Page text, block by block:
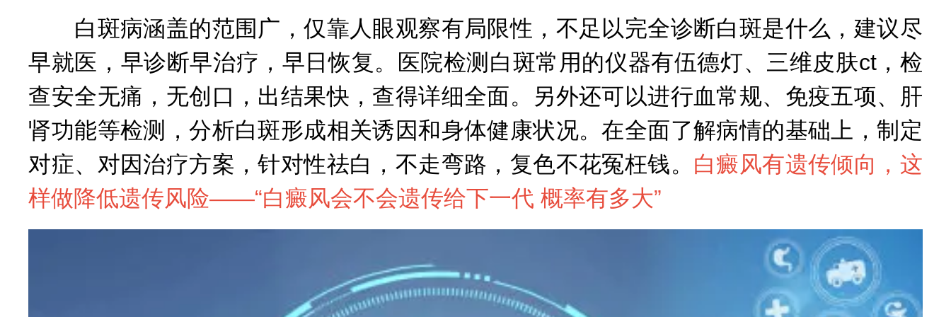
白斑病涵盖的范围广，仅靠人眼观察有局限性，不足以完全诊断白斑是什么，建议尽
早就医，早诊断早治疗，早日恢复。医院检测白斑常用的仪器有伍德灯、三维皮肤ct，检
查安全无痛，无创口，出结果快，查得详细全面。另外还可以进行血常规、免疫五项、肝
肾功能等检测，分析白斑形成相关诱因和身体健康状况。在全面了解病情的基础上，制定
对症、对因治疗方案，针对性祛白，不走弯路，复色不花冤枉钱。 白癜风有遗传倾向，这
样做降低遗传风险——“白癜风会不会遗传给下一代 概率有多大”